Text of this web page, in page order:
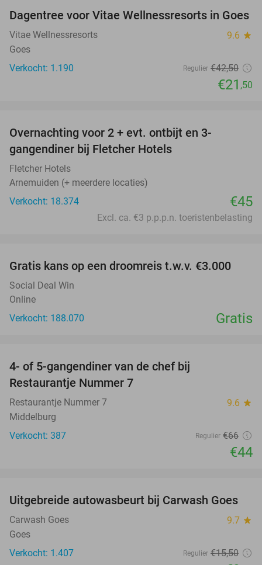
49%
Dagentree voor Vitae Wellnessresorts in Goes
Vitae Wellnessresorts 9.6 star
Goes
Verkocht: 1.190
Regulier €42,50
€21 ,50
Overnachting voor 2 + evt. ontbijt en 3-
gangendiner bij Fletcher Hotels
Fletcher Hotels
Arnemuiden (+ meerdere locaties)
Verkocht: 18.374
€45
Excl. ca. €3 p.p.p.n. toeristenbelasting
Gratis kans op een droomreis t.w.v. €3.000
Social Deal Win
Online
Verkocht: 188.070
Gratis
4- of 5-gangendiner van de chef bij
Restaurantje Nummer 7
Restaurantje Nummer 7 9.6 star
Middelburg
Verkocht: 387
Regulier €66
€44
36%
Uitgebreide autowasbeurt bij Carwash Goes
Carwash Goes 9.7 star
Goes
Verkocht: 1.407
Regulier €15,50